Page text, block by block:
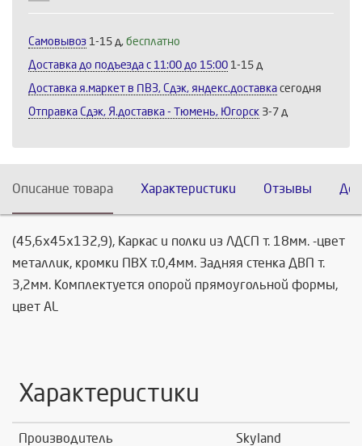
Самовывоз 1-15 д, бесплатно
Доставка до подъезда c 11:00 до 15:00 1-15 д
Доставка я.маркет в ПВЗ, Сдэк, яндекс.доставка сегодня
Отправка Сдэк, Я.доставка - Тюмень, Югорск 3-7 д
Описание товара Характеристики Отзывы
(45,6х45х132,9), Каркас и полки из ЛДСП т. 18мм. -цвет
металлик, кромки ПВХ т.0,4мм. Задняя стенка ДВП т.
3,2мм. Комплектуется опорой прямоугольной формы,
цвет AL
Характеристики
Производитель Skyland